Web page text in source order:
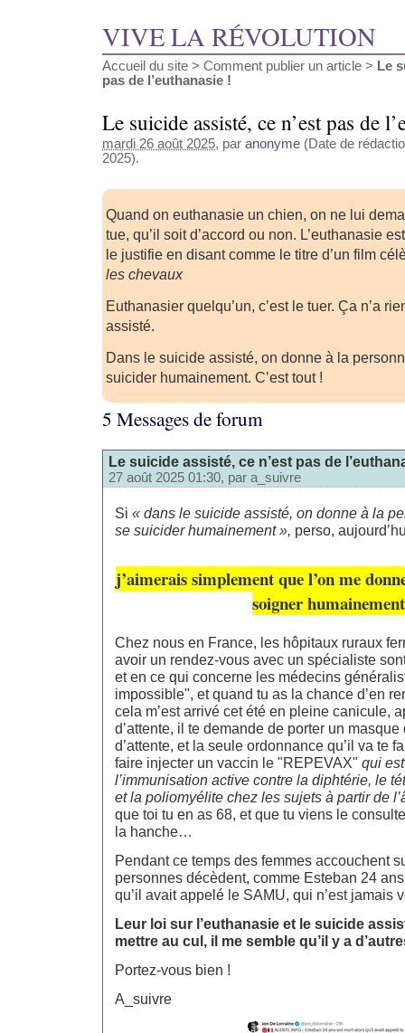
VIVE LA RÉVOLUTION
Accueil du site > Comment publier un article > Le
pas de l’euthanasie !
Le suicide assisté, ce n’est pas de
mardi 26 août 2025, par anonyme (Date de
2025).
Quand on euthanasie un chien, on ne lui
tue, qu’il soit d’accord ou non. L’euthanasie
le justifie en disant comme le titre d’un film
les chevaux
Euthanasier quelqu’un, c’est le tuer. Ça n’a
assisté.
Dans le suicide assisté, on donne à la
suicider humainement. C’est tout !
5 Messages de forum
Le suicide assisté, ce n’est pas de
27 août 2025 01:30, par a_suivre
Si « dans le suicide assisté, on donne à la
se suicider humainement », perso,
j’aimerais simplement que l’on me
soigner
Chez nous en France, les hôpitaux ruraux
avoir un rendez-vous avec un spécialiste
et en ce qui concerne les médecins
impossible", et quand tu as la chance d’en
cela m’est arrivé cet été en pleine canicule,
d’attente, il te demande de porter un
d’attente, et la seule ordonnance qu’il va te
faire injecter un vaccin le "REPEVAX" qui
l’immunisation active contre la diphtérie, le
et la poliomyélite chez les sujets à partir de
que toi tu en as 68, et que tu viens le
la hanche…
Pendant ce temps des femmes accouchent
personnes décèdent, comme Esteban 24
qu’il avait appelé le SAMU, qui n’est jamais
Leur loi sur l’euthanasie et le suicide
mettre au cul, il me semble qu’il y a
Portez-vous bien !
A_suivre